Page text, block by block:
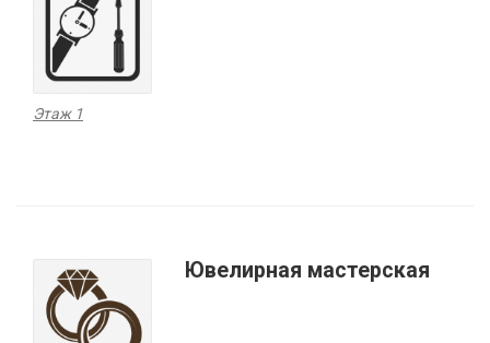
Этаж 1
Ювелирная мастерская